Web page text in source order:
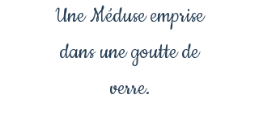
Une Méduse emprise
dans une goutte de
verre.